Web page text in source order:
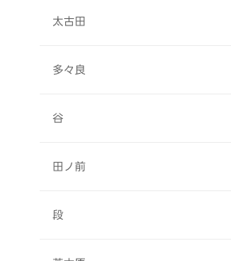
太古田
多々良
谷
田ノ前
段